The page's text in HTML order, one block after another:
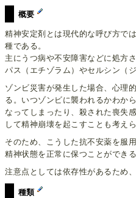
概要
精神安定剤とは現代的な呼び方で
種である。
主にうつ病や不安障害などに処方
パス（エチゾラム）やセルシン（
ゾンビ災害が発生した場合、心理
る。いつゾンビに襲われるかわか
なってしまったり、殺された喪失
して精神崩壊を起こすことも考えら
そのため、こうした抗不安薬を服
精神状態を正常に保つことができる
注意点としては依存性があるため
種類